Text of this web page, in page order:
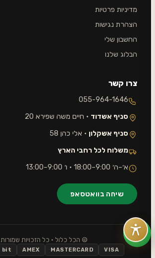
מדיניות פרטיות
הצהרת נגישות
החשבון שלי
הבלוג שלנו
צרו קשר
055-964-1646
סניף אשדוד · חיים משה שפירא 20
סניף אשקלון · אלי כהן 58
משלוח לכל רחבי הארץ
א׳–ה׳ 9:00–18:00 · ו׳ 9:00–13:00
שיחה בוואטסאפ
© הכל כלול · כל הזכויות שמורות
VISA
MASTERCARD
AMEX
bit